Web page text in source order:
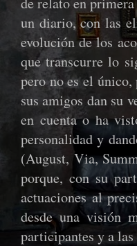
un diario, con las
evolución de los
que transcurre lo
pero no es el
sus amigos dan su
en cuenta o ha
personalidad y
(August, Via,
porque, con su
actuaciones al
desde una visión
participantes y a